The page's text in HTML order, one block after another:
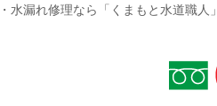
水漏れ修理なら「くまもと水道職人